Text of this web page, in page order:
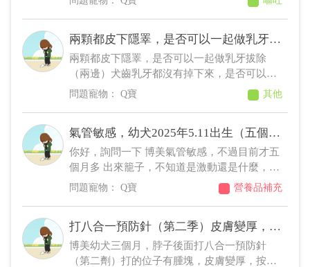
週會吐一次（約莫在下午5.6點） 很挑食通常
半碗。 謝謝～
兩顆都皮下隱睪，是否可以一起做乳牙拔
除
兩顆都皮下隱睪，是否可以一起做乳牙拔除
（兩邊）犬齒乳牙都沒有掉下來，是否可以手
術。
Q寶 其他
氣管敏感，幼犬2025年5.11出生（五個月
多），
你好，詢問一下 博美氣管敏感，不過目前才五
個月多 出來籠子，不知道是激動還是什麼，很
容易咳嗽乾嘔，每天都有，但是不是頻繁重
保健食品來維護嗎？ 還是等發育完全一些？ 建
議那種較好？ 感謝
Q寶 營養品補充
打八合一預防針（第二季）皮膚變厚，打
的位子有腫塊
博美幼犬三個月，脖子後面打八合一預防針
（第二劑）打的位子有腫塊，皮膚變厚，按壓